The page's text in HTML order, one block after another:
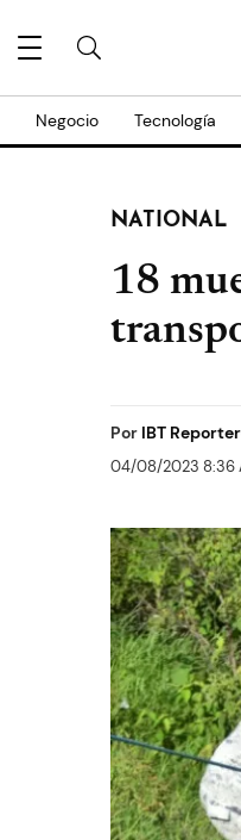
Negocio Tecnología
NATIONAL
18
Por IBT
04/08/2023 8:36